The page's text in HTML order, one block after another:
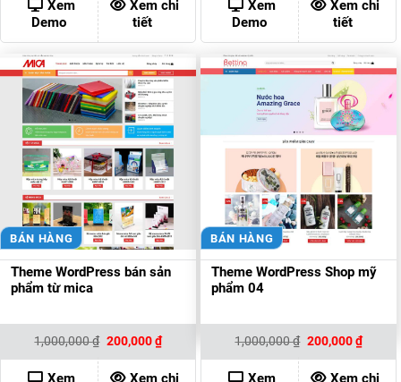
200,000 ₫.
Xem
Demo
Xem chi
tiết
Xem
Demo
Xem chi
tiết
BÁN HÀNG
Theme WordPress bán sản
phẩm từ mica
1,000,000₫ Giá
là:
1,000,000 ₫.
200,000₫Giá
hiện
tại
là:
Xem Xem chi
BÁN HÀNG
Theme WordPress Shop mỹ
phẩm 04
1,000,000₫ Giá
là:
1,000,000 ₫.
200,000₫Giá
hiện
tại
là:
Xem Xem chi